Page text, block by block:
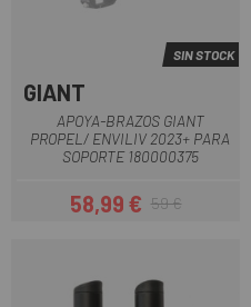
SIN STOCK
GIANT
APOYA-BRAZOS GIANT
PROPEL/ ENVILIV 2023+ PARA
SOPORTE 180000375
Precio
58,99 €Precio regular
59 €